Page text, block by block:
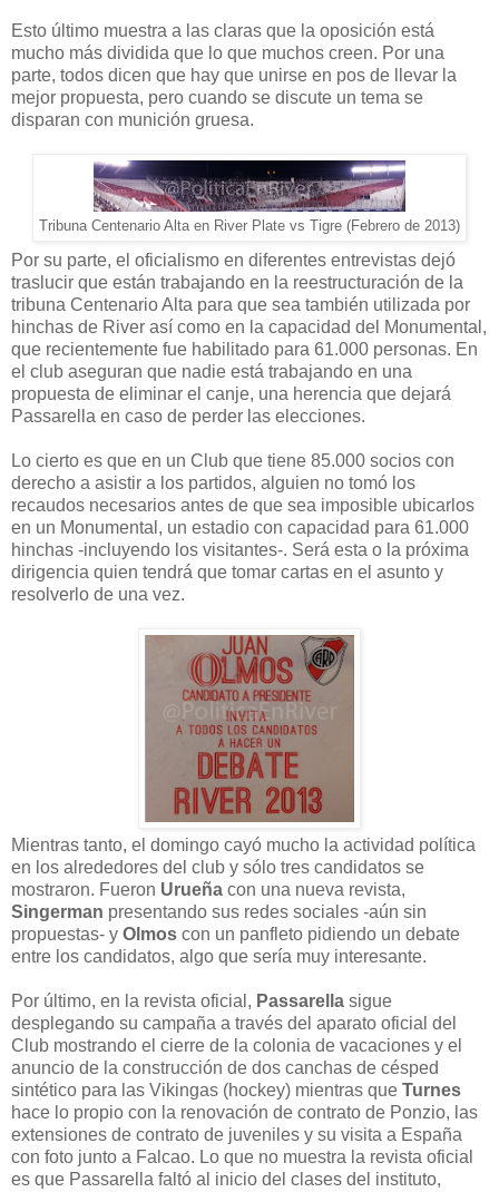
Esto último muestra a las claras que la oposición está
mucho más dividida que lo que muchos creen. Por una
parte, todos dicen que hay que unirse en pos de llevar la
mejor propuesta, pero cuando se discute un tema se
disparan con munición gruesa.
Tribuna Centenario Alta en River Plate vs Tigre (Febrero de 2013)
Por su parte, el oficialismo en diferentes entrevistas dejó
traslucir que están trabajando en la reestructuración de la
tribuna Centenario Alta para que sea también utilizada por
hinchas de River así como en la capacidad del Monumental,
que recientemente fue habilitado para 61.000 personas. En
el club aseguran que nadie está trabajando en una
propuesta de eliminar el canje, una herencia que dejará
Passarella en caso de perder las elecciones.
Lo cierto es que en un Club que tiene 85.000 socios con
derecho a asistir a los partidos, alguien no tomó los
recaudos necesarios antes de que sea imposible ubicarlos
en un Monumental, un estadio con capacidad para 61.000
hinchas -incluyendo los visitantes-. Será esta o la próxima
dirigencia quien tendrá que tomar cartas en el asunto y
resolverlo de una vez.
Mientras tanto, el domingo cayó mucho la actividad política
en los alrededores del club y sólo tres candidatos se
mostraron. Fueron Urueña con una nueva revista,
Singerman presentando sus redes sociales -aún sin
propuestas- y Olmos con un panfleto pidiendo un debate
entre los candidatos, algo que sería muy interesante.
Por último, en la revista oficial, Passarella sigue
desplegando su campaña a través del aparato oficial del
Club mostrando el cierre de la colonia de vacaciones y el
anuncio de la construcción de dos canchas de césped
sintético para las Vikingas (hockey) mientras que Turnes
hace lo propio con la renovación de contrato de Ponzio, las
extensiones de contrato de juveniles y su visita a España
con foto junto a Falcao. Lo que no muestra la revista oficial
es que Passarella faltó al inicio del clases del instituto,